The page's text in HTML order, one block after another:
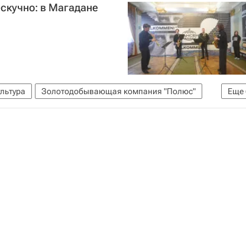
в Магадане
Еще
Золотодобывающая компания "Полюс"
Башмет
Высшая школа экономики (ВШЭ)